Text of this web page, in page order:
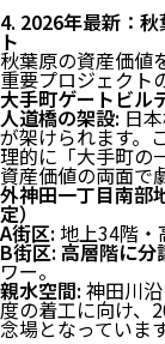
4. 2026年最新：
ト
秋葉原の資産価値
重要プロジェクト
大手町ゲートビル
人道橋の架設:日本
が架けられます。
理的に「大手町の
資産価値の両面で
外神田一丁目南部
定）
A街区:地上34階・
B街区: 高層階に分
ワー。
親水空間:神田川
度の着工に向け、
念場となっています